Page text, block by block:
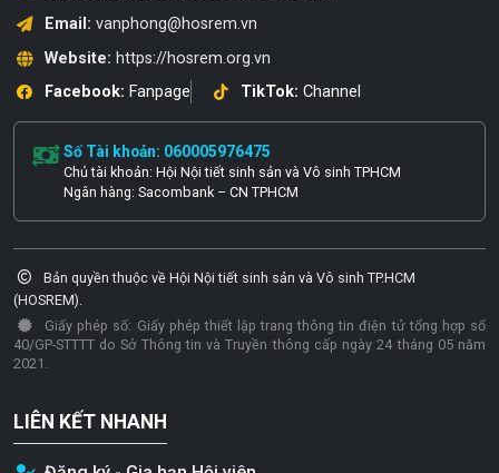
Email: vanphong@hosrem.vn
Website: https://hosrem.org.vn
Facebook: Fanpage TikTok: Channel
Số Tài khoản: 060005976475
Chủ tài khoản: Hội Nội tiết sinh sản và Vô sinh TPHCM
Ngân hàng: Sacombank – CN TPHCM
Bản quyền thuộc về Hội Nội tiết sinh sản và Vô sinh TP.HCM
(HOSREM).
Giấy phép số: Giấy phép thiết lập trang thông tin điện tử tổng hợp số
40/GP-STTTT do Sở Thông tin và Truyền thông cấp ngày 24 tháng 05 năm
2021.
LIÊN KẾT NHANH